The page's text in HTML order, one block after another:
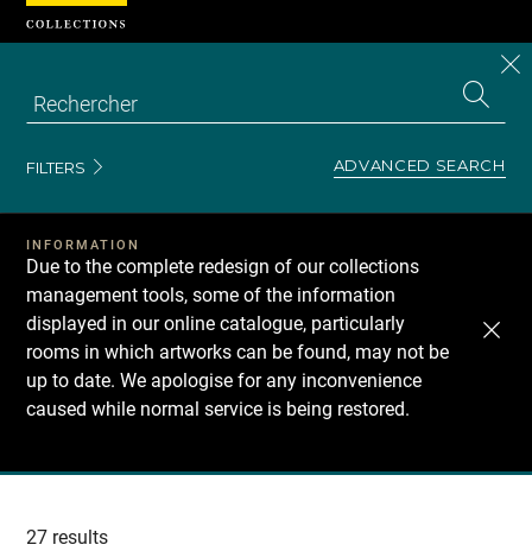
FILTERS ADVANCED SEARCH
INFORMATION
Due to the complete redesign of our collections
management tools, some of the information
displayed in our online catalogue, particularly
rooms in which artworks can be found, may not be
up to date. We apologise for any inconvenience
caused while normal service is being restored.
Recherche
collections
27 results
Cookies management panel